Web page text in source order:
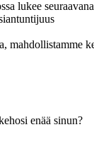
mahdollistamme
enää sinun?